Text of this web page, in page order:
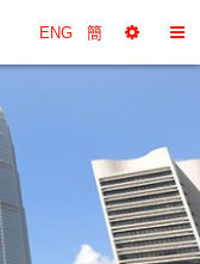
ENG 簡
擇
換